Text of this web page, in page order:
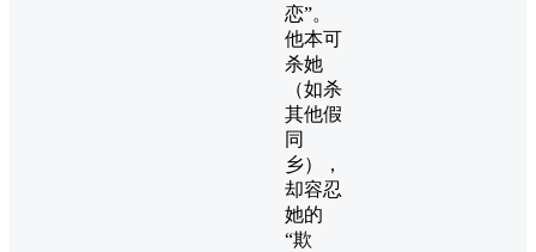
恋”。
他本可
杀她
（如杀
其他假
同
乡），
却容忍
她的
“欺